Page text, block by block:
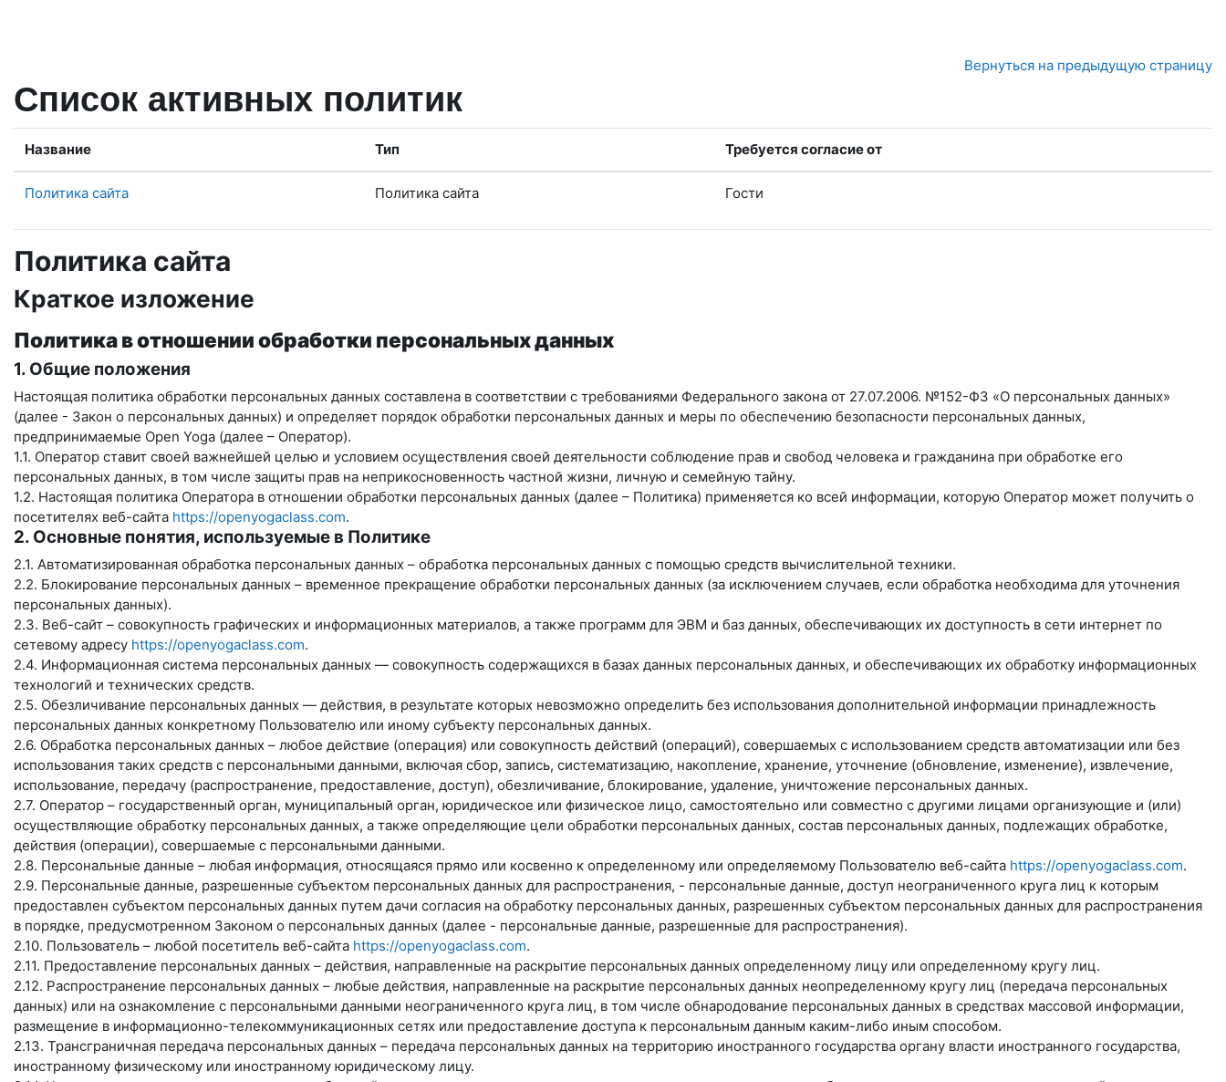
Вернуться на предыдущую страницу
Список активных политик
Название Тип Требуется согласие от
Политика сайта Политика сайта Гости
Политика сайта
Краткое изложение
Политика в отношении обработки персональных данных
1. Общие положения
Настоящая политика обработки персональных данных составлена в соответствии с требованиями Федерального закона от 27.07.2006. №152-ФЗ «О персональных данных»
(далее - Закон о персональных данных) и определяет порядок обработки персональных данных и меры по обеспечению безопасности персональных данных,
предпринимаемые Open Yoga (далее – Оператор).
1.1. Оператор ставит своей важнейшей целью и условием осуществления своей деятельности соблюдение прав и свобод человека и гражданина при обработке его
персональных данных, в том числе защиты прав на неприкосновенность частной жизни, личную и семейную тайну.
1.2. Настоящая политика Оператора в отношении обработки персональных данных (далее – Политика) применяется ко всей информации, которую Оператор может получить о
посетителях веб-сайта https://openyogaclass.com.
2. Основные понятия, используемые в Политике
2.1. Автоматизированная обработка персональных данных – обработка персональных данных с помощью средств вычислительной техники.
2.2. Блокирование персональных данных – временное прекращение обработки персональных данных (за исключением случаев, если обработка необходима для уточнения
персональных данных).
2.3. Веб-сайт – совокупность графических и информационных материалов, а также программ для ЭВМ и баз данных, обеспечивающих их доступность в сети интернет по
сетевому адресу https://openyogaclass.com.
2.4. Информационная система персональных данных — совокупность содержащихся в базах данных персональных данных, и обеспечивающих их обработку информационных
технологий и технических средств.
2.5. Обезличивание персональных данных — действия, в результате которых невозможно определить без использования дополнительной информации принадлежность
персональных данных конкретному Пользователю или иному субъекту персональных данных.
2.6. Обработка персональных данных – любое действие (операция) или совокупность действий (операций), совершаемых с использованием средств автоматизации или без
использования таких средств с персональными данными, включая сбор, запись, систематизацию, накопление, хранение, уточнение (обновление, изменение), извлечение,
использование, передачу (распространение, предоставление, доступ), обезличивание, блокирование, удаление, уничтожение персональных данных.
2.7. Оператор – государственный орган, муниципальный орган, юридическое или физическое лицо, самостоятельно или совместно с другими лицами организующие и (или)
осуществляющие обработку персональных данных, а также определяющие цели обработки персональных данных, состав персональных данных, подлежащих обработке,
действия (операции), совершаемые с персональными данными.
2.8. Персональные данные – любая информация, относящаяся прямо или косвенно к определенному или определяемому Пользователю веб-сайта https://openyogaclass.com.
2.9. Персональные данные, разрешенные субъектом персональных данных для распространения, - персональные данные, доступ неограниченного круга лиц к которым
предоставлен субъектом персональных данных путем дачи согласия на обработку персональных данных, разрешенных субъектом персональных данных для распространения
в порядке, предусмотренном Законом о персональных данных (далее - персональные данные, разрешенные для распространения).
2.10. Пользователь – любой посетитель веб-сайта https://openyogaclass.com.
2.11. Предоставление персональных данных – действия, направленные на раскрытие персональных данных определенному лицу или определенному кругу лиц.
2.12. Распространение персональных данных – любые действия, направленные на раскрытие персональных данных неопределенному кругу лиц (передача персональных
данных) или на ознакомление с персональными данными неограниченного круга лиц, в том числе обнародование персональных данных в средствах массовой информации,
размещение в информационно-телекоммуникационных сетях или предоставление доступа к персональным данным каким-либо иным способом.
2.13. Трансграничная передача персональных данных – передача персональных данных на территорию иностранного государства органу власти иностранного государства,
иностранному физическому или иностранному юридическому лицу.